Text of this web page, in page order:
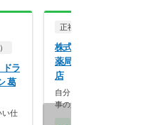
ドラ
葛
い仕
正社員
株式会社マツモトキヨシ
薬局 マツモトキヨシ 金町
店
自分らしく働く。それが、
事の第一歩。選択的週…